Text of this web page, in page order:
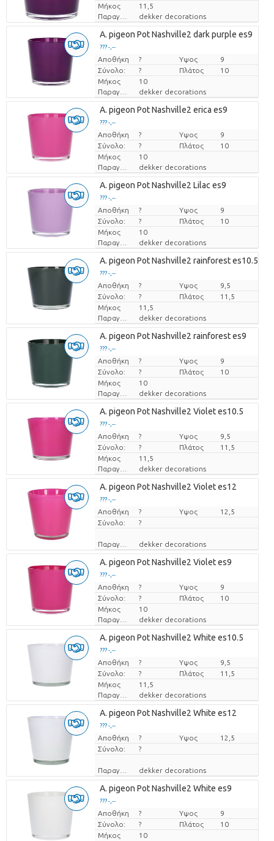
Μήκος
11,5
Παραγωγός
dekker decorations
A. pigeon Pot Nashville2 dark purple es9
??? -,--
Τιμή ανά τεμάχιο
Αποθήκη ? Υψος
9
Σύνολο:
? Πλάτος
10
Μήκος
10
Παραγωγός
dekker decorations
A. pigeon Pot Nashville2 erica es9
??? -,--
Τιμή ανά τεμάχιο
Αποθήκη ? Υψος
9
Σύνολο:
? Πλάτος
10
Μήκος
10
Παραγωγός
dekker decorations
A. pigeon Pot Nashville2 Lilac es9
??? -,--
Τιμή ανά τεμάχιο
Αποθήκη ? Υψος
9
Σύνολο:
? Πλάτος
10
Μήκος
10
Παραγωγός
dekker decorations
A. pigeon Pot Nashville2 rainforest es10.5
??? -,--
Τιμή ανά τεμάχιο
Αποθήκη ? Υψος
9,5
Σύνολο:
? Πλάτος
11,5
Μήκος
11,5
Παραγωγός
dekker decorations
A. pigeon Pot Nashville2 rainforest es9
??? -,--
Τιμή ανά τεμάχιο
Αποθήκη ? Υψος
9
Σύνολο:
? Πλάτος
10
Μήκος
10
Παραγωγός
dekker decorations
A. pigeon Pot Nashville2 Violet es10.5
??? -,--
Τιμή ανά τεμάχιο
Αποθήκη ? Υψος
9,5
Σύνολο:
? Πλάτος
11,5
Μήκος
11,5
Παραγωγός
dekker decorations
A. pigeon Pot Nashville2 Violet es12
??? -,--
Τιμή ανά τεμάχιο
Αποθήκη ? Υψος
12,5
Σύνολο:
?
Παραγωγός dekker decorations
A. pigeon Pot Nashville2 Violet es9
??? -,--
Τιμή ανά τεμάχιο
Αποθήκη ? Υψος
9
Σύνολο:
? Πλάτος
10
Μήκος
10
Παραγωγός
dekker decorations
A. pigeon Pot Nashville2 White es10.5
??? -,--
Τιμή ανά τεμάχιο
Αποθήκη ? Υψος
9,5
Σύνολο:
? Πλάτος
11,5
Μήκος
11,5
Παραγωγός
dekker decorations
A. pigeon Pot Nashville2 White es12
??? -,--
Τιμή ανά τεμάχιο
Αποθήκη ? Υψος
12,5
Σύνολο:
?
Παραγωγός dekker decorations
A. pigeon Pot Nashville2 White es9
??? -,--
Τιμή ανά τεμάχιο
Αποθήκη ? Υψος
9
Σύνολο:
? Πλάτος
10
Μήκος
10